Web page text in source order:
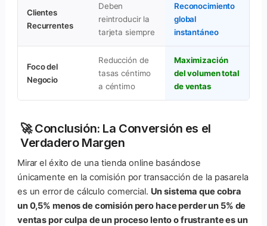
Clientes
Recurrentes
Deben
reintroducir la
tarjeta siempre
Reconocimiento
global
instantáneo
Foco del
Negocio
Reducción de
tasas céntimo
a céntimo
Maximización
del volumen total
de ventas
🚀 Conclusión: La Conversión es el
Verdadero Margen
Mirar el éxito de una tienda online basándose
únicamente en la comisión por transacción de la pasarela
es un error de cálculo comercial. Un sistema que cobra
un 0,5% menos de comisión pero hace perder un 5% de
ventas por culpa de un proceso lento o frustrante es un